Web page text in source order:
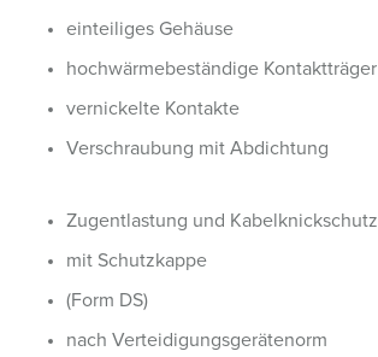
einteiliges Gehäuse
hochwärmebeständige Kontaktträger
vernickelte Kontakte
Verschraubung mit Abdichtung
Zugentlastung und Kabelknickschutz
mit Schutzkappe
(Form DS)
nach Verteidigungsgerätenorm